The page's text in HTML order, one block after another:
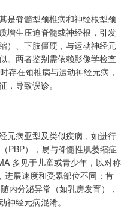
是脊髓型颈椎病和神经根型颈
增生压迫脊髓或神经根，引发
）、下肢僵硬，与运动神经元
。两者鉴别需依赖影像学检查
存在颈椎病与运动神经元病，
，导致误诊。
元病亚型及类似疾病，如进行
PBP），易与脊髓性肌萎缩症
多见于儿童或青少年，以对称
进展速度和受累部位不同；肯
内分泌异常（如乳房发育），
神经元病混淆。